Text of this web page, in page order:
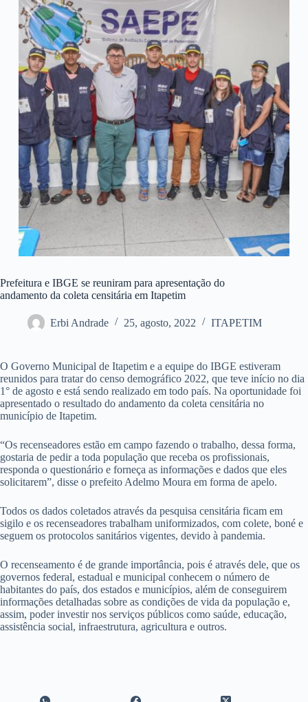
Prefeitura e IBGE se reuniram para apresentação do
andamento da coleta censitária em Itapetim
Erbi Andrade 25, agosto, 2022 ITAPETIM
O Governo Municipal de Itapetim e a equipe do IBGE estiveram
reunidos para tratar do censo demográfico 2022, que teve início no dia
1° de agosto e está sendo realizado em todo país. Na oportunidade foi
apresentado o resultado do andamento da coleta censitária no
município de Itapetim.
“Os recenseadores estão em campo fazendo o trabalho, dessa forma,
gostaria de pedir a toda população que receba os profissionais,
responda o questionário e forneça as informações e dados que eles
solicitarem”, disse o prefeito Adelmo Moura em forma de apelo.
Todos os dados coletados através da pesquisa censitária ficam em
sigilo e os recenseadores trabalham uniformizados, com colete, boné e
seguem os protocolos sanitários vigentes, devido à pandemia.
O recenseamento é de grande importância, pois é através dele, que os
governos federal, estadual e municipal conhecem o número de
habitantes do país, dos estados e municípios, além de conseguirem
informações detalhadas sobre as condições de vida da população e,
assim, poder investir nos serviços públicos como saúde, educação,
assistência social, infraestrutura, agricultura e outros.